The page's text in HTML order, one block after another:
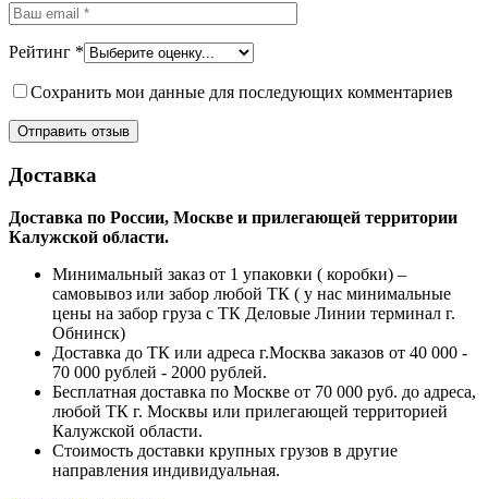
Рейтинг *
Сохранить мои данные для последующих комментариев
Доставка
Доставка по России, Москве и прилегающей территории
Калужской области.
Минимальный заказ от 1 упаковки ( коробки) –
самовывоз или забор любой ТК ( у нас минимальные
цены на забор груза с ТК Деловые Линии терминал г.
Обнинск)
Доставка до ТК или адреса г.Москва заказов от 40 000 -
70 000 рублей - 2000 рублей.
Бесплатная доставка по Москве от 70 000 руб. до адреса,
любой ТК г. Москвы или прилегающей территорией
Калужской области.
Стоимость доставки крупных грузов в другие
направления индивидуальная.